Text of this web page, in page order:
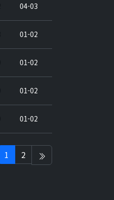
04-03
01-02
01-02
01-02
01-02
1 2